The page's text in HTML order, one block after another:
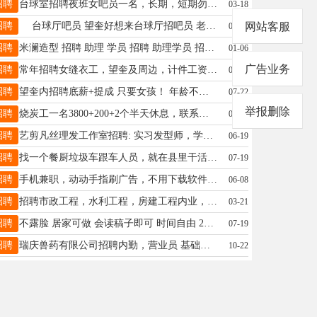
聘 台球室招聘夜班女吧员一名，长期，短期勿扰，有责任心。15845533535电话微信同步 03-18
聘 台球厅吧员 望奎好想来台球厅招吧员 老板人好 事少 基本一天就坐着 长期优先 女生 需要联系15774551171微信同步 03-05
聘 米澜造型 招聘 助理 学员 招聘 助理学员 招聘助理学员。店里事少 没有勾心斗角 ☎️ 18724361558。 01-06
聘 常年招聘女缝衣工，望奎及周边，计件工资，时间自由，可拿家里做，现金结账，送货上门，电话15246569622 04-28
聘 望奎内招聘底薪+提成 只要女孩！ 年龄不要太大的！ 工作简单：喝点酒 跳跳舞 ！ 有底薪+提成 外地的也可以包住 不是陪酒！ 联系电话：16629669944 微信同步 07-22
聘 烧炭工一名3800+200+2个半天休息，联系电话15946158891 07-21
聘 艺剪凡丝理发工作室招聘: 实习发型师，学员，想学技术进阶、快速成长的来，长期发展优先！供饭 地址: 四小学东一百米 艺剪凡丝理发店。☎️ 16645625559 06-19
聘 找一个餐厨垃圾车跟车人员，就在县里干活，帮推推垃圾桶，工作简单不累，时间7.30到4点左右，中午有休息时间，月工资2000，电话15590997570 07-19
聘 手机兼职，动动手指刷广告，不用下载软件，看一个广告一块钱，日结工资，多劳多得随时随地用手机操作。零门槛，简单易上手，业余时间就能做！全程无任何费用添加我微信:15793721398 06-08
聘 招聘市政工程，水利工程，房建工程内业，结算，预算员，有想在家里这边发展的欢迎来电，电话：18045507257 03-21
聘 不露脸 居家可做 会读稿子即可 时间自由 24小时随时接单 不出镜白班小时/20-夜班25 出镜白班小时/25-夜班30，有两部手机就行 加V：17604551097 接收付费的 07-19
聘 瑞庆兽药有限公司招聘内勤，营业员 基础工资+满勤。月休4天，法定节假日休息联系电话：15124607142 10-22
网站客服
广告业务
举报删除